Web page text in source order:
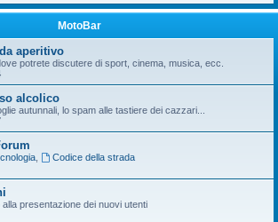
MotoBar
aperitivo
potrete discutere di sport, cinema, musica, ecc.
alcolico
autunnali, lo spam alle tastiere dei cazzari...
,
Codice della strada
presentazione dei nuovi utenti